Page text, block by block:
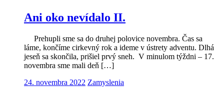
Ani oko nevídalo II.
Prehupli sme sa do druhej polovice novembra. Čas sa
láme, končíme cirkevný rok a ideme v ústrety adventu. Dlhá
jeseň sa skončila, prišiel prvý sneh. V minulom týždni – 17.
novembra sme mali deň […]
24. novembra 2022 Zamyslenia